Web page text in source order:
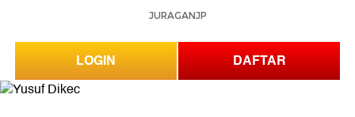
JURAGANJP
LOGIN DAFTAR